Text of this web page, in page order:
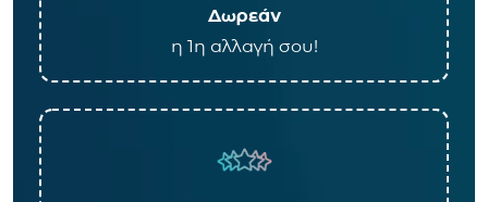
Δωρεάν
η 1η αλλαγή σου!